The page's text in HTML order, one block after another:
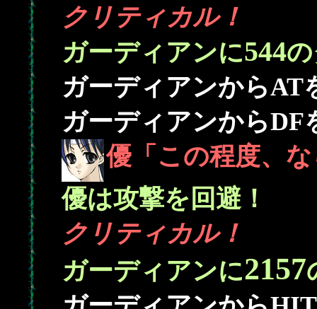
クリティカル！
ガーディアンに544
ガーディアンからAT
ガーディアンからDF
優「この程度、
優は攻撃を回避！
クリティカル！
ガーディアンに2157